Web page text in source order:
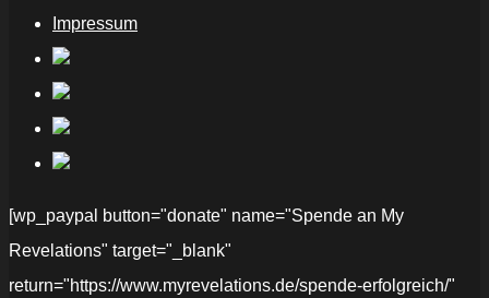
Impressum
[wp_paypal button="donate" name="Spende an My
Revelations" target="_blank"
return="https://www.myrevelations.de/spende-erfolgreich/"